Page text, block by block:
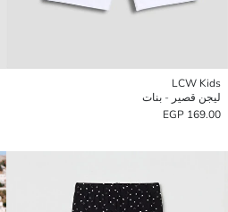
LCW Kids
ليجن قصير - بنات
169.00 EGP